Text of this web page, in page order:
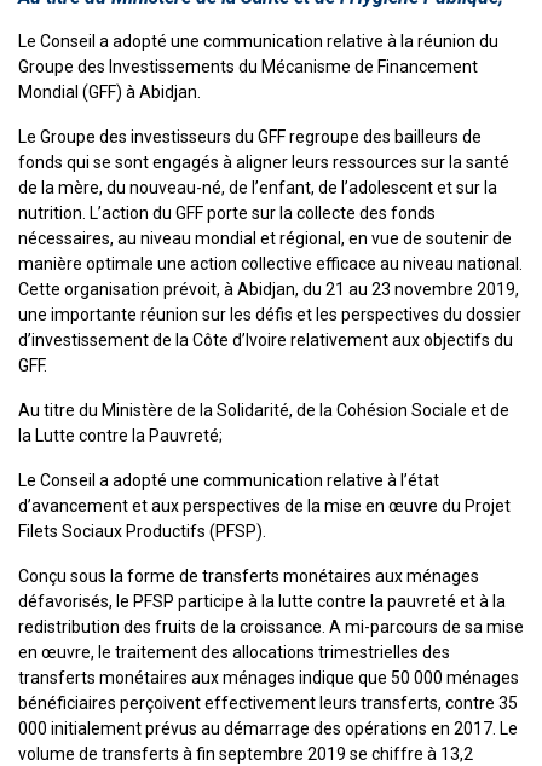
Le Conseil a adopté une communication relative à la réunion du
Groupe des Investissements du Mécanisme de Financement
Mondial (GFF) à Abidjan.
Le Groupe des investisseurs du GFF regroupe des bailleurs de
fonds qui se sont engagés à aligner leurs ressources sur la santé
de la mère, du nouveau-né, de l’enfant, de l’adolescent et sur la
nutrition. L’action du GFF porte sur la collecte des fonds
nécessaires, au niveau mondial et régional, en vue de soutenir de
manière optimale une action collective efficace au niveau national.
Cette organisation prévoit, à Abidjan, du 21 au 23 novembre 2019,
une importante réunion sur les défis et les perspectives du dossier
d’investissement de la Côte d’Ivoire relativement aux objectifs du
GFF.
Au titre du Ministère de la Solidarité, de la Cohésion Sociale et de
la Lutte contre la Pauvreté;
Le Conseil a adopté une communication relative à l’état
d’avancement et aux perspectives de la mise en œuvre du Projet
Filets Sociaux Productifs (PFSP).
Conçu sous la forme de transferts monétaires aux ménages
défavorisés, le PFSP participe à la lutte contre la pauvreté et à la
redistribution des fruits de la croissance. A mi-parcours de sa mise
en œuvre, le traitement des allocations trimestrielles des
transferts monétaires aux ménages indique que 50 000 ménages
bénéficiaires perçoivent effectivement leurs transferts, contre 35
000 initialement prévus au démarrage des opérations en 2017. Le
volume de transferts à fin septembre 2019 se chiffre à 13,2